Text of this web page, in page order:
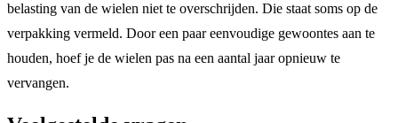
belasting van de wielen niet te overschrijden. Die staat soms op de
verpakking vermeld. Door een paar eenvoudige gewoontes aan te
houden, hoef je de wielen pas na een aantal jaar opnieuw te
vervangen.